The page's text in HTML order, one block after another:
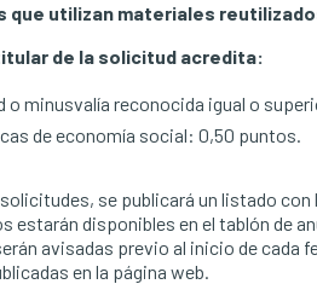
que utilizan materiales
de la solicitud acredita:
o minusvalía reconocida igual o
de economía social: 0,50 puntos.
se publicará un listado
estarán disponibles en el tablón de
avisadas previo al inicio de cada
en la página web.